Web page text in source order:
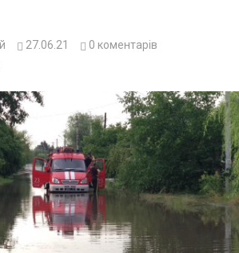
27.06.21 0 коментарів